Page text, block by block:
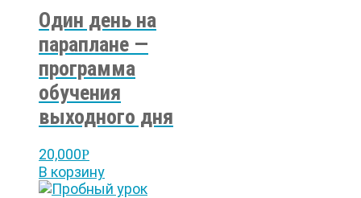
Один день на
параплане —
программа
обучения
выходного дня
20,000Р
В корзину